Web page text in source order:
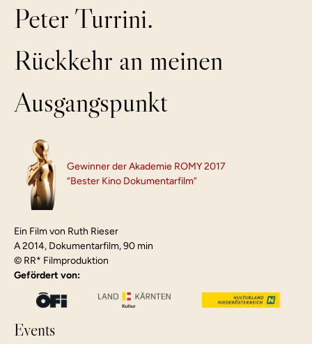
Film
Theater
Sprecherin
Auslegung der Wirklichkeit -
Georg Stefan Troller
Kinderzauber
Peter Turrini.
Rückkehr an meinen Ausgangspunkt
du und ich
Peter Turrini.
Rückkehr an meinen
Ausgangspunkt
Gewinner der Akademie ROMY 2017
“Bester Kino Dokumentarfilm”
Ein Film von Ruth Rieser
A 2014, Dokumentarfilm, 90 min
© RR* Filmproduktion
Gefördert von:
Events